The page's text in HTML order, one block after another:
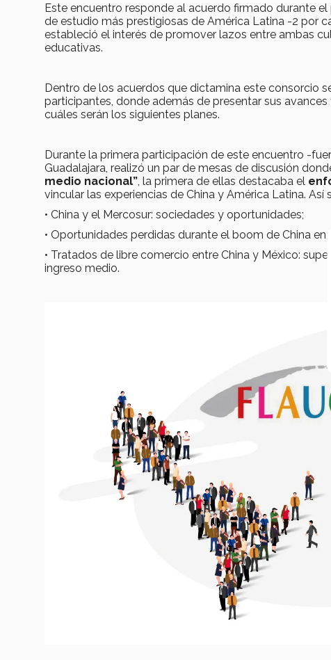
Este encuentro responde al acuerdo firmado durante
de estudio más prestigiosas de América Latina -2 por
estableció el interés de promover lazos entre ambas
educativas.
Dentro de los acuerdos que dictamina este consorcio
participantes, donde además de presentar sus
cuáles serán los siguientes planes.
Durante la primera participación de este encuentro -
Guadalajara, realizó un par de mesas de discusión
medio nacional” , la primera de ellas destacaba el
vincular las experiencias de China y América Latina.
• China y el Mercosur: sociedades y oportunidades;
• Oportunidades perdidas durante el boom de China en
• Tratados de libre comercio entre China y México:
ingreso medio.